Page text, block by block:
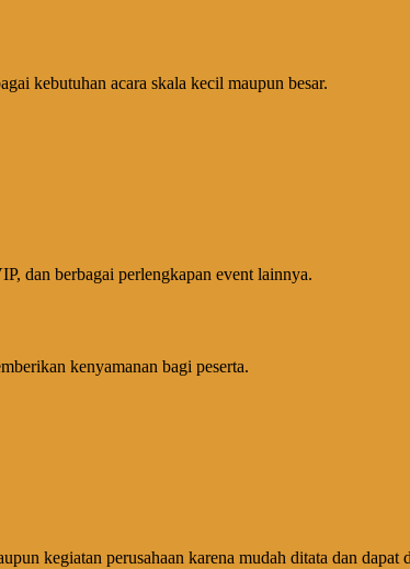
kebutuhan acara skala kecil maupun besar.
dan berbagai perlengkapan event lainnya.
kenyamanan bagi peserta.
kegiatan perusahaan karena mudah ditata dan dapat